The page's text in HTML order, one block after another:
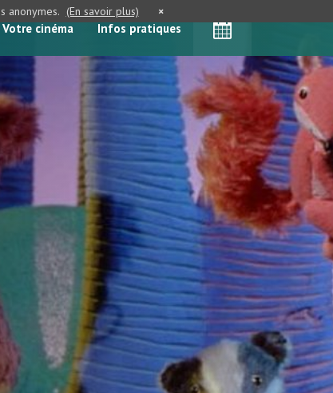
Votre cinéma Infos pratiques
anonymes. (En savoir plus) ×